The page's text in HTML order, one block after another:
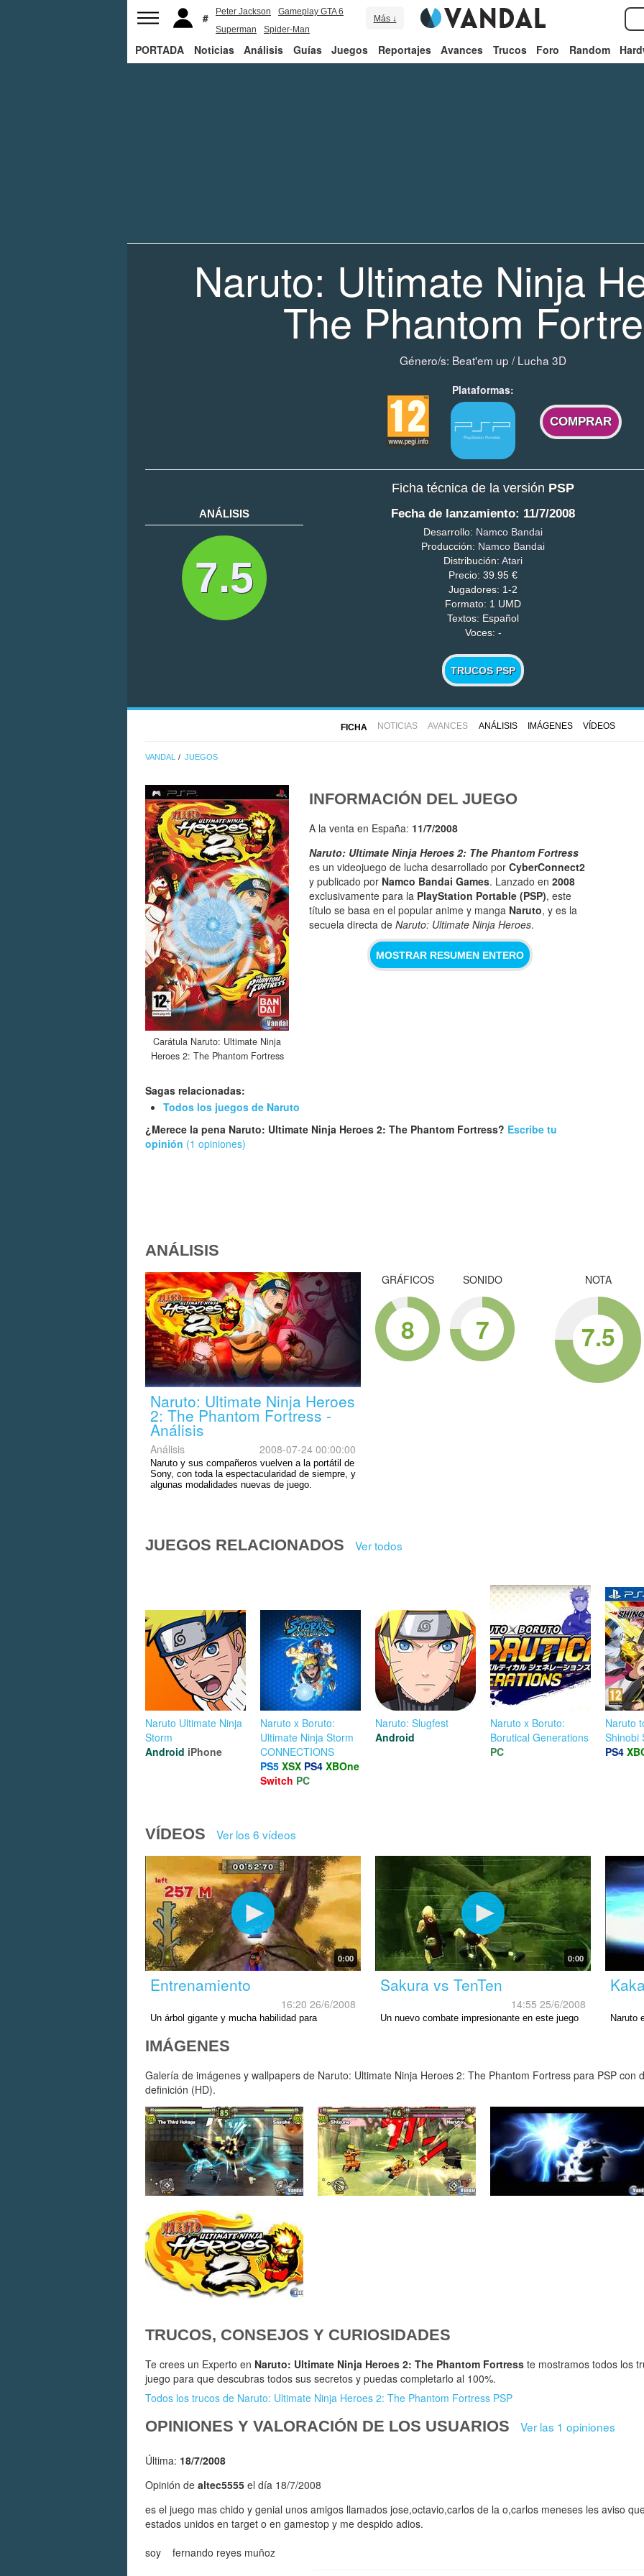
Peter Jackson
Gameplay GTA 6
Superman
Spider-Man
Más ↓
PORTADA Noticias Análisis Guías Juegos Reportajes Avances Trucos Foro Random
Naruto: Ultimate Ninja
The Phantom
Género/s: Beat'em up /Lucha 3D
Plataformas:
COMPRAR
Ficha técnica de la versión PSP
ANÁLISIS
7.5
Fecha de lanzamiento: 11/7/2008
Desarrollo: Namco Bandai
Producción: Namco Bandai
Distribución: Atari
Precio: 39.95 €
Jugadores: 1-2
Formato: 1 UMD
Textos: Español
Voces: -
TRUCOS PSP
FICHA NOTICIAS AVANCES ANÁLISIS IMÁGENES VÍDEOS
VANDAL JUEGOS
Carátula Naruto: Ultimate Ninja
Heroes 2: The Phantom Fortress
INFORMACIÓN DEL JUEGO
A la venta en España: 11/7/2008
Naruto: Ultimate Ninja Heroes 2: The Phantom Fortress
es un videojuego de lucha desarrollado por CyberConnect2
y publicado por Namco Bandai Games. Lanzado en 2008
exclusivamente para la PlayStation Portable (PSP), este
título se basa en el popular anime y manga Naruto, y es la
secuela directa de Naruto: Ultimate Ninja Heroes.
MOSTRAR RESUMEN ENTERO
Sagas relacionadas:
Todos los juegos de Naruto
¿Merece la pena Naruto: Ultimate Ninja Heroes 2: The Phantom Fortress? Escribe tu
opinión (1 opiniones)
ANÁLISIS
Naruto: Ultimate Ninja Heroes
2: The Phantom Fortress -
Análisis
Análisis 2008-07-24 00:00:00
Naruto y sus compañeros vuelven a la portátil de
Sony, con toda la espectacularidad de siempre, y
algunas modalidades nuevas de juego.
GRÁFICOS
8
SONIDO
7
NOTA
7.5
JUEGOS RELACIONADOS Ver todos
Naruto Ultimate Ninja
Storm
Android iPhone
Naruto x Boruto:
Ultimate Ninja Storm
CONNECTIONS
PS5 XSX PS4 XBOne
Switch PC
Naruto: Slugfest
Android
Naruto x Boruto:
Borutical Generations
PC
Naruto
Shinobi
PS4
VÍDEOS Ver los 6 vídeos
0:00
Entrenamiento
16:20 26/6/2008
Un árbol gigante y mucha habilidad para
0:00
Sakura vs TenTen
14:55 25/6/2008
Un nuevo combate impresionante en este juego
Naruto
IMÁGENES
Galería de imágenes y wallpapers de Naruto: Ultimate Ninja Heroes 2: The Phantom Fortress para PSP con
definición (HD).
TRUCOS, CONSEJOS Y CURIOSIDADES
Te crees un Experto en Naruto: Ultimate Ninja Heroes 2: The Phantom Fortress te mostramos todos los
juego para que descubras todos sus secretos y puedas completarlo al 100%.
Todos los trucos de Naruto: Ultimate Ninja Heroes 2: The Phantom Fortress PSP
OPINIONES Y VALORACIÓN DE LOS USUARIOS Ver las 1 opiniones
Última: 18/7/2008
Opinión de altec5555 el día 18/7/2008
es el juego mas chido y genial unos amigos llamados jose,octavio,carlos de la o,carlos meneses les aviso
estados unidos en target o en gamestop y me despido adios.
soy fernando reyes muñoz